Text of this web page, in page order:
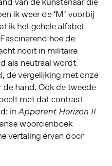
ik weer de ‘M’ voorbij
ik het gehele alfabet
hoe de
nooit in militaire
als neutraal wordt
de vergelijking met onze
hand. Ook de tweede
met dat contrast
inApparent Horizon II
woordenboek
vertaling ervan door